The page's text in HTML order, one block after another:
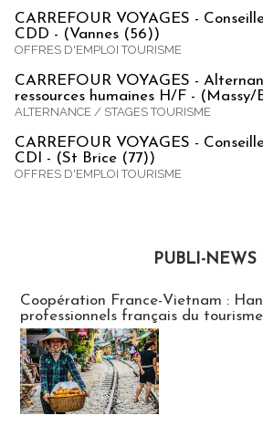
CARREFOUR VOYAGES -
CDD - (Vannes (56))
OFFRES D'EMPLOI TOURISME
CARREFOUR VOYAGES -
ressources humaines H/F - (Massy/
ALTERNANCE / STAGES TOURISME
CARREFOUR VOYAGES -
CDI - (St Brice (77))
OFFRES D'EMPLOI TOURISME
PUBLI-NEWS
Coopération France-Vietnam :
professionnels français du tourisme